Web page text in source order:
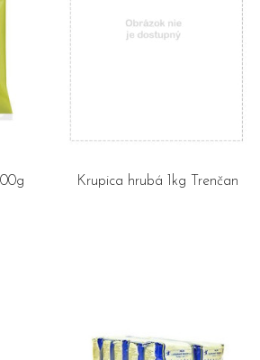
Krupica hrubá 1kg Trenčan